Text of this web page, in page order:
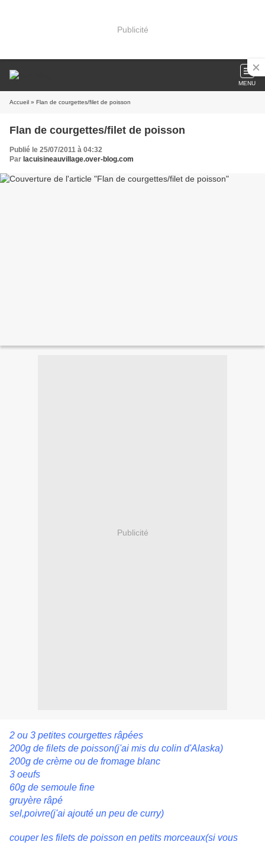
Publicité
MENU
Accueil » Flan de courgettes/filet de poisson
Flan de courgettes/filet de poisson
Publié le 25/07/2011 à 04:32
Par lacuisineauvillage.over-blog.com
Publicité
2 ou 3 petites courgettes râpées
200g de filets de poisson(j'ai mis du colin d'Alaska)
200g de crème ou de fromage blanc
3 oeufs
60g de semoule fine
gruyère râpé
sel,poivre(j'ai ajouté un peu de curry)
couper les filets de poisson en petits morceaux(si vous